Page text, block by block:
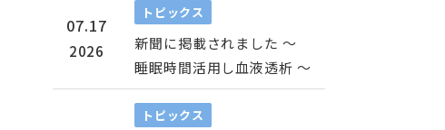
07.17
2026
トピックス
新聞に掲載されました ～
睡眠時間活用し血液透析 ～
トピックス